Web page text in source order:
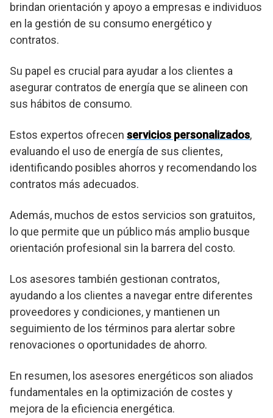
brindan orientación y apoyo a empresas e individuos
en la gestión de su consumo energético y
contratos.
Su papel es crucial para ayudar a los clientes a
asegurar contratos de energía que se alineen con
sus hábitos de consumo.
Estos expertos ofrecen servicios personalizados,
evaluando el uso de energía de sus clientes,
identificando posibles ahorros y recomendando los
contratos más adecuados.
Además, muchos de estos servicios son gratuitos,
lo que permite que un público más amplio busque
orientación profesional sin la barrera del costo.
Los asesores también gestionan contratos,
ayudando a los clientes a navegar entre diferentes
proveedores y condiciones, y mantienen un
seguimiento de los términos para alertar sobre
renovaciones o oportunidades de ahorro.
En resumen, los asesores energéticos son aliados
fundamentales en la optimización de costes y
mejora de la eficiencia energética.